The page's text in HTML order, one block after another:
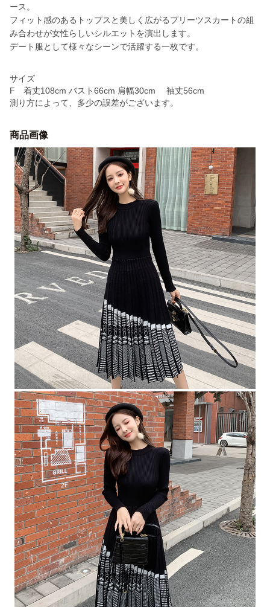
ース。
フィット感のあるトップスと美しく広がるプリーツスカートの組
み合わせが女性らしいシルエットを演出します。
デート服として様々なシーンで活躍する一枚です。
サイズ
F 着丈108cm バスト66cm 肩幅30cm 袖丈56cm
測り方によって、多少の誤差がございます。
商品画像